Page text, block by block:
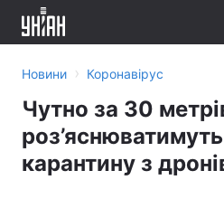
Новини › Коронавірус
Чутно за 30
карантину з